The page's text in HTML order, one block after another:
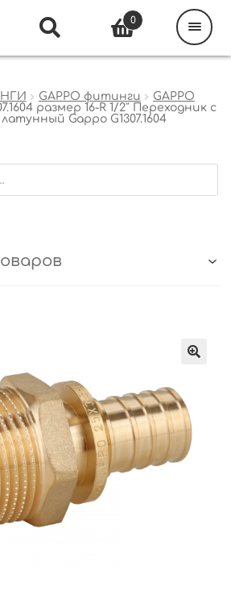
GAPPO фитинги
GAPPO
размер 16-R 1/2″ Переходник с
Gappo G1307.1604
0